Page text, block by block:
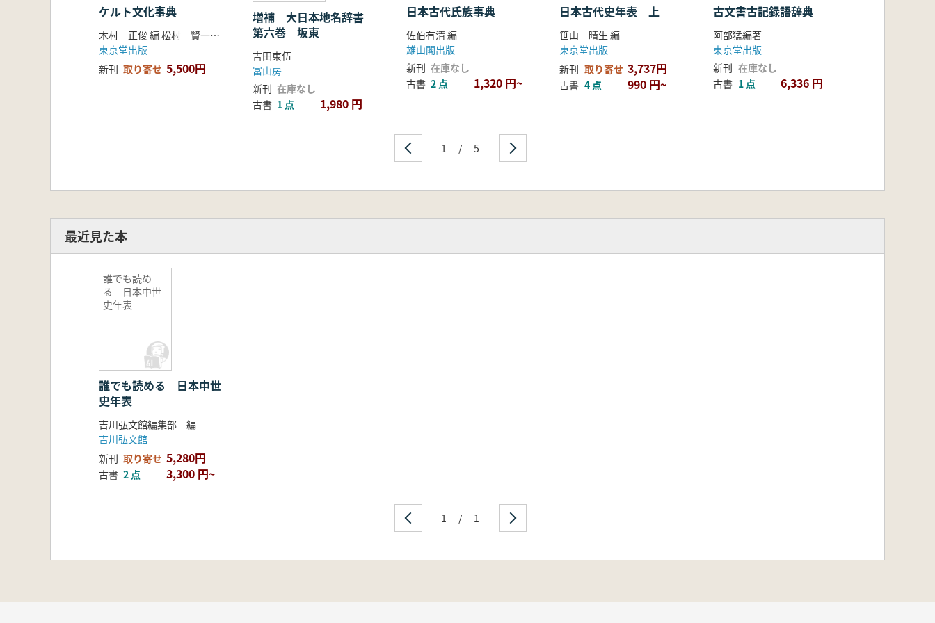
ケルト文化事典
木村 正俊 編 松村 賢一 編
東京堂出版
新刊 取り寄せ 5,500円
増補 大日本地名辞書
第六巻 坂東
吉田東伍
冨山房
新刊 在庫なし
古書 1 点 1,980 円
日本古代氏族事典
佐伯有清 編
雄山閣出版
新刊 在庫なし
古書 2 点 1,320 円~
日本古代史年表 上
笹山 晴生 編
東京堂出版
新刊 取り寄せ 3,737円
古書 4 点 990 円~
古文書古記録語辞典
阿部猛編著
東京堂出版
新刊 在庫なし
古書 1 点 6,336 円
1 / 5
最近見た本
誰でも読め
る 日本中世
史年表
誰でも読める 日本中世
史年表
吉川弘文館編集部 編
吉川弘文館
新刊 取り寄せ 5,280円
古書 2 点 3,300 円~
1 / 1